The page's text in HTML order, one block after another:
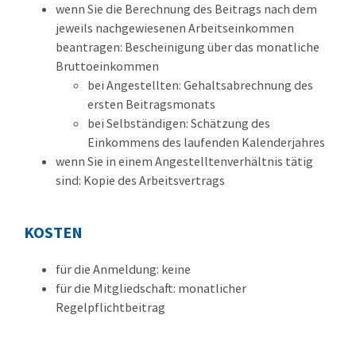
wenn Sie die Berechnung des Beitrags nach dem
jeweils nachgewiesenen Arbeitseinkommen
beantragen: Bescheinigung über das monatliche
Bruttoeinkommen
bei Angestellten: Gehaltsabrechnung des
ersten Beitragsmonats
bei Selbständigen: Schätzung des
Einkommens des laufenden Kalenderjahres
wenn Sie in einem Angestelltenverhältnis tätig
sind: Kopie des Arbeitsvertrags
KOSTEN
für die Anmeldung: keine
für die Mitgliedschaft: monatlicher
Regelpflichtbeitrag